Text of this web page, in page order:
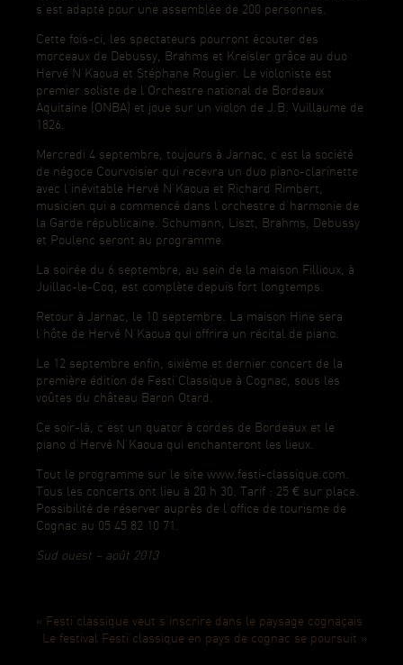
s’est adapté pour une assemblée de 200 personnes.
Cette fois-ci, les spectateurs pourront écouter des
morceaux de Debussy, Brahms et Kreisler grâce au duo
Hervé N’Kaoua et Stéphane Rougier. Le violoniste est
premier soliste de l’Orchestre national de Bordeaux
Aquitaine (ONBA) et joue sur un violon de J.B. Vuillaume de
1826.
Mercredi 4 septembre, toujours à Jarnac, c’est la société
de négoce Courvoisier qui recevra un duo piano-clarinette
avec l’inévitable Hervé N’Kaoua et Richard Rimbert,
musicien qui a commencé dans l’orchestre d’harmonie de
la Garde républicaine. Schumann, Liszt, Brahms, Debussy
et Poulenc seront au programme.
La soirée du 6 septembre, au sein de la maison Fillioux, à
Juillac-le-Coq, est complète depuis fort longtemps.
Retour à Jarnac, le 10 septembre. La maison Hine sera
l’hôte de Hervé N’Kaoua qui offrira un récital de piano.
Le 12 septembre enfin, sixième et dernier concert de la
première édition de Festi’Classique à Cognac, sous les
voûtes du château Baron Otard.
Ce soir-là, c’est un quator à cordes de Bordeaux et le
piano d’Hervé N’Kaoua qui enchanteront les lieux.
Tout le programme sur le site www.festi-classique.com.
Tous les concerts ont lieu à 20 h 30. Tarif : 25 € sur place.
Possibilité de réserver auprès de l’office de tourisme de
Cognac au 05 45 82 10 71.
Sud ouest – août 2013
Previous
Post:
« Festi’classique veut s’inscrire dans le paysage cognaçais
Next
Le festival Festi’classique en pays de cognac se poursuit »